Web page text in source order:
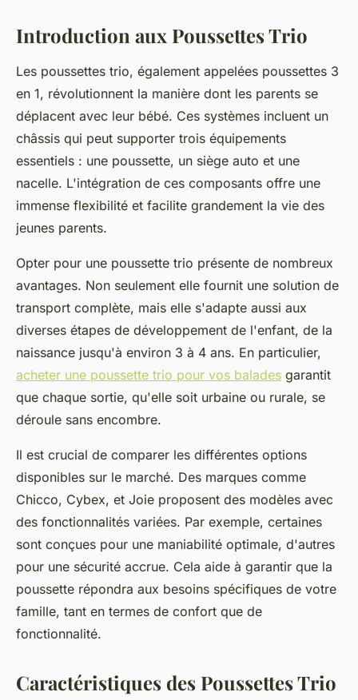
Introduction aux Poussettes Trio
Les poussettes trio, également appelées poussettes 3
en 1, révolutionnent la manière dont les parents se
déplacent avec leur bébé. Ces systèmes incluent un
châssis qui peut supporter trois équipements
essentiels : une poussette, un siège auto et une
nacelle. L'intégration de ces composants offre une
immense flexibilité et facilite grandement la vie des
jeunes parents.
Opter pour une poussette trio présente de nombreux
avantages. Non seulement elle fournit une solution de
transport complète, mais elle s'adapte aussi aux
diverses étapes de développement de l'enfant, de la
naissance jusqu'à environ 3 à 4 ans. En particulier,
acheter une poussette trio pour vos balades garantit
que chaque sortie, qu'elle soit urbaine ou rurale, se
déroule sans encombre.
Il est crucial de comparer les différentes options
disponibles sur le marché. Des marques comme
Chicco, Cybex, et Joie proposent des modèles avec
des fonctionnalités variées. Par exemple, certaines
sont conçues pour une maniabilité optimale, d'autres
pour une sécurité accrue. Cela aide à garantir que la
poussette répondra aux besoins spécifiques de votre
famille, tant en termes de confort que de
fonctionnalité.
Caractéristiques des Poussettes Trio